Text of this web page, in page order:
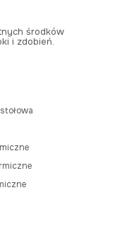
środków
i zdobień.